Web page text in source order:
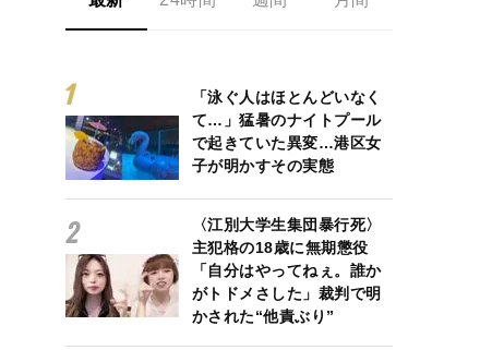
「泳ぐ人はほとんどいなく
て…」猛暑のナイトプール
で起きていた異変…港区女
子が明かすその実態
〈江別大学生集団暴行死〉
主犯格の18歳に無期懲役
「自分はやってねぇ。誰か
がトドメさした」裁判で明
かされた“他責ぶり”